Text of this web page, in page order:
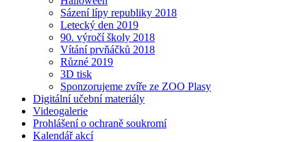
Sázení lípy republiky 2018
Letecký den 2019
90. výročí školy 2018
Vítání prvňáčků 2018
Různé 2019
3D tisk
Sponzorujeme zvíře ze ZOO Plasy
Digitální učební materiály
Videogalerie
Prohlášení o ochraně soukromí
Kalendář akcí